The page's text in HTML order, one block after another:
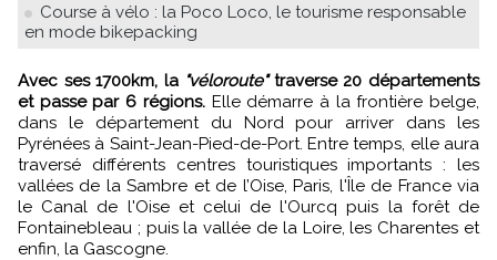
Course à vélo : la Poco Loco, le tourisme responsable
en mode bikepacking
Avec ses 1700km, la "véloroute" traverse 20 départements
et passe par 6 régions. Elle démarre à la frontière belge,
dans le département du Nord pour arriver dans les
Pyrénées à Saint-Jean-Pied-de-Port. Entre temps, elle aura
traversé différents centres touristiques importants : les
vallées de la Sambre et de l’Oise, Paris, l'Île de France via
le Canal de l'Oise et celui de l'Ourcq puis la forêt de
Fontainebleau ; puis la vallée de la Loire, les Charentes et
enfin, la Gascogne.